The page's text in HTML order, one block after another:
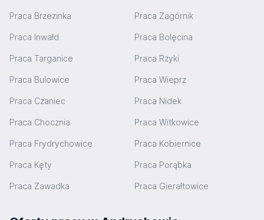
Praca Brzezinka Praca Zagórnik
Praca Inwałd Praca Bolęcina
Praca Targanice Praca Rzyki
Praca Bulowice Praca Wieprz
Praca Czaniec Praca Nidek
Praca Chocznia Praca Witkowice
Praca Frydrychowice Praca Kobiernice
Praca Kęty Praca Porąbka
Praca Zawadka Praca Gierałtowice